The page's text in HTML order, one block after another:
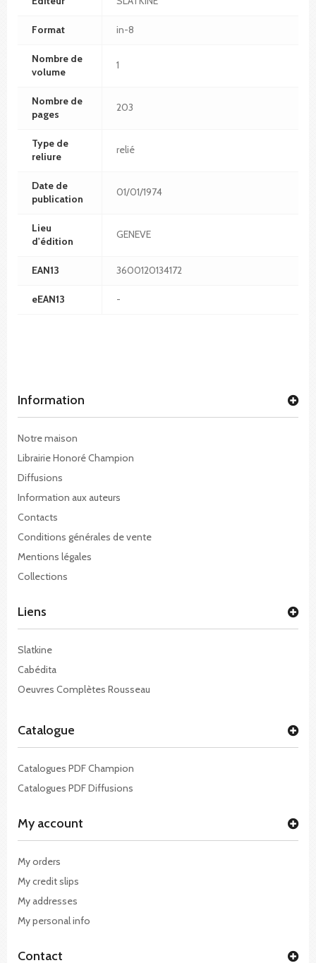
Format in-8
Nombre de
volume
1
Nombre de
pages
203
Type de
reliure
relié
Date de
publication
01/01/1974
Lieu
d'édition
GENEVE
EAN13 3600120134172
eEAN13 -
Information
Notre maison
Librairie Honoré Champion
Diffusions
Information aux auteurs
Contacts
Conditions générales de vente
Mentions légales
Collections
Liens
Slatkine
Cabédita
Oeuvres Complètes Rousseau
Catalogue
Catalogues PDF Champion
Catalogues PDF Diffusions
My account
My orders
My credit slips
My addresses
My personal info
Contact